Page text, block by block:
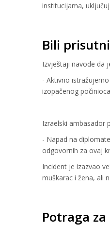
institucijama,
Bili
Izvještaji navode da
- Aktivno
izopačenog
Izraelski ambasador
- Napad na
odgovornih za ovaj
Incident je izazvao
muškarac i žena, ali
Potraga